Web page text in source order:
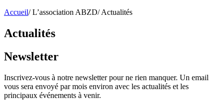
Accueil/ L’association ABZD/ Actualités
Actualités
Newsletter
Inscrivez-vous à notre newsletter pour ne rien manquer. Un email
vous sera envoyé par mois environ avec les actualités et les
principaux événements à venir.